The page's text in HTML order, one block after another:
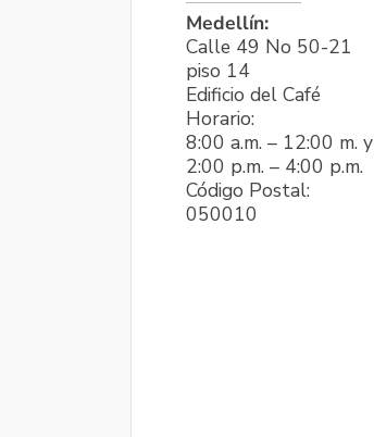
Medellín:
Calle 49 No 50-21
piso 14
Edificio del Café
Horario:
8:00 a.m. – 12:00 m. y
2:00 p.m. – 4:00 p.m.
Código Postal:
050010